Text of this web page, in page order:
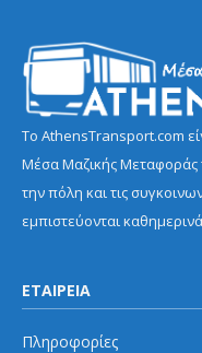
Το AthensTransport.com
Μέσα Μαζικής Μεταφοράς
την πόλη και τις
εμπιστεύονται
ΕΤΑΙΡΕΙΑ
Πληροφορίες